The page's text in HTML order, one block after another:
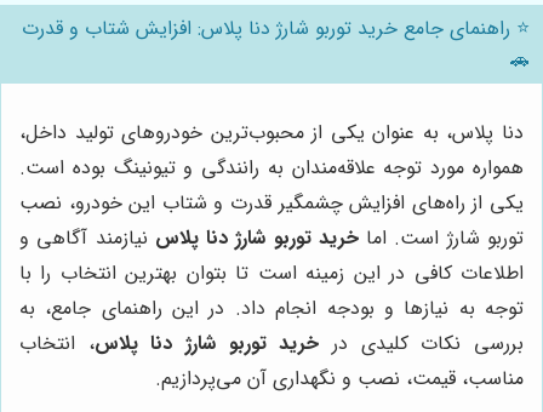
⭐️ راهنمای جامع خرید توربو شارژ دنا پلاس: افزایش شتاب و قدرت
🚗
دنا پلاس، به عنوان یکی از محبوب‌ترین خودروهای تولید داخل،
همواره مورد توجه علاقه‌مندان به رانندگی و تیونینگ بوده است.
یکی از راه‌های افزایش چشمگیر قدرت و شتاب این خودرو، نصب
توربو شارژ است. اماخرید توربو شارژ دنا پلاس نیازمند آگاهی و
اطلاعات کافی در این زمینه است تا بتوان بهترین انتخاب را با
توجه به نیازها و بودجه انجام داد. در این راهنمای جامع، به
بررسی نکات کلیدی در خرید توربو شارژ دنا پلاس، انتخاب
مناسب، قیمت، نصب و نگهداری آن می‌پردازیم.